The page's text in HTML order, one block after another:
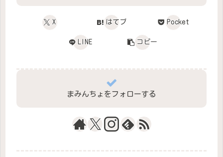
X はてブ Pocket
LINE コピー
まみんちょをフォローする